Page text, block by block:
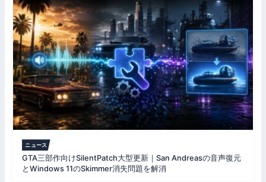
ニュース
GTA三部作向けSilentPatch大型更新｜San Andreasの音声復元
とWindows 11のSkimmer消失問題を解消